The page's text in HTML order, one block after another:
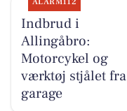
Indbrud i
Allingåbro:
Motorcykel og
værktøj stjålet fra
garage